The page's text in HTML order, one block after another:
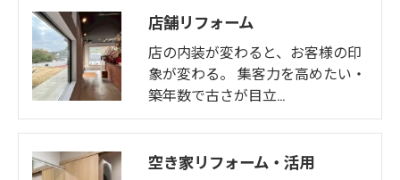
店舗リフォーム
店の内装が変わると、お客様の印
象が変わる。 集客力を高めたい・
築年数で古さが目立…
空き家リフォーム・活用